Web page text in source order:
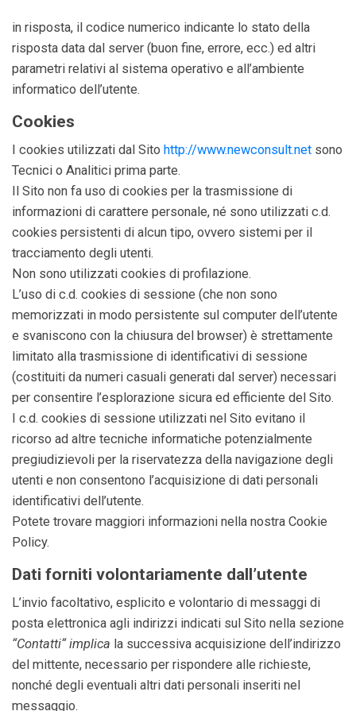
in risposta, il codice numerico indicante lo stato della
risposta data dal server (buon fine, errore, ecc.) ed altri
parametri relativi al sistema operativo e all’ambiente
informatico dell’utente.
Cookies
I cookies utilizzati dal Sito http://www.newconsult.net sono
Tecnici o Analitici prima parte.
Il Sito non fa uso di cookies per la trasmissione di
informazioni di carattere personale, né sono utilizzati c.d.
cookies persistenti di alcun tipo, ovvero sistemi per il
tracciamento degli utenti.
Non sono utilizzati cookies di profilazione.
L’uso di c.d. cookies di sessione (che non sono
memorizzati in modo persistente sul computer dell’utente
e svaniscono con la chiusura del browser) è strettamente
limitato alla trasmissione di identificativi di sessione
(costituiti da numeri casuali generati dal server) necessari
per consentire l’esplorazione sicura ed efficiente del Sito.
I c.d. cookies di sessione utilizzati nel Sito evitano il
ricorso ad altre tecniche informatiche potenzialmente
pregiudizievoli per la riservatezza della navigazione degli
utenti e non consentono l’acquisizione di dati personali
identificativi dell’utente.
Potete trovare maggiori informazioni nella nostra Cookie
Policy.
Dati forniti volontariamente dall’utente
L’invio facoltativo, esplicito e volontario di messaggi di
posta elettronica agli indirizzi indicati sul Sito nella sezione
“Contatti“ implica la successiva acquisizione dell’indirizzo
del mittente, necessario per rispondere alle richieste,
nonché degli eventuali altri dati personali inseriti nel
messaggio.